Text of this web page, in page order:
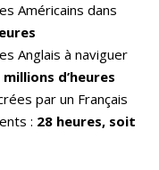
Américains dans
Anglais à naviguer
millions d’heures
par un Français
: 28 heures, soit